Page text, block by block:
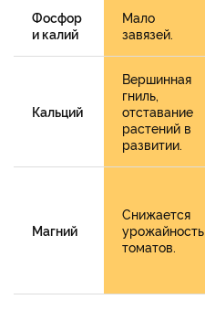
Фосфор
и калий
Мало
завязей.
Кальций
Вершинная
гниль,
отставание
растений в
развитии.
Магний
Снижается
урожайность
томатов.